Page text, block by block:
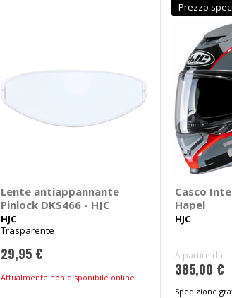
Lente antiappannante
Pinlock DKS466 - HJC
HJC
Trasparente
29,95 €
Attualmente non disponibile online
Prezzo
Casco
Hapel
HJC
A partire da
385,00 €
Spedizione